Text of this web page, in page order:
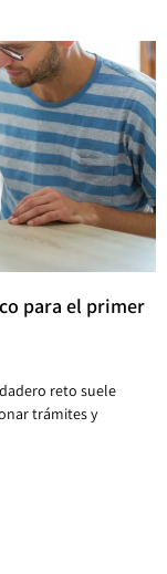
para el primer
reto suele
trámites y